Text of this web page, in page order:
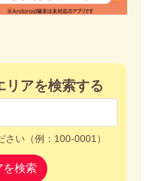
リアを検索する
い（例：100-0001）
を検索